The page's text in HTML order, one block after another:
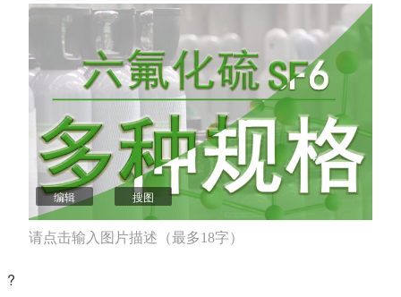
编辑 搜图
请点击输入图片描述（最多18字）
?